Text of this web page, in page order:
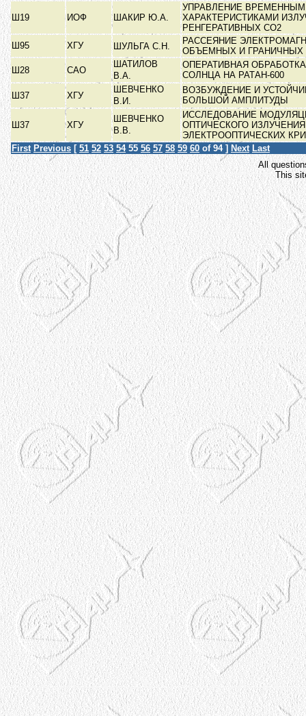
Ш19 ИОФ ШАКИР Ю.А.
УПРАВЛЕНИЕ
ХАРАКТЕРИСТИКАМИ
РЕНГЕРАТИВНЫХ СО2
Ш95
ХГУ ШУЛЬГА С.Н.
РАССЕЯНИЕ
ОБЪЕМНЫХ И
Ш28
САО
ШАТИЛОВ
В.А.
ОПЕРАТИВНАЯ
СОЛНЦА НА РАТАН-600
Ш37
ХГУ
ШЕВЧЕНКО
В.И.
ВОЗБУЖДЕНИЕ И
БОЛЬШОЙ АМПЛИТУДЫ
Ш37 ХГУ
ШЕВЧЕНКО
В.В.
ИССЛЕДОВАНИЕ
ОПТИЧЕСКОГО
ЭЛЕКТРООПТИЧЕСКИХ
First Previous [ 51 52 53 54 55 56 57 58 59 60 of 94 ] Next Last
All
This